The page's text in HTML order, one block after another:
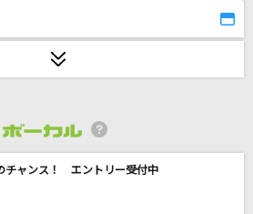
ーリー
サ～時は過ぎゆく～
チャンス！ エントリー受付中